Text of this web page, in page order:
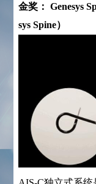
金奖： Genesys
sys Spine）